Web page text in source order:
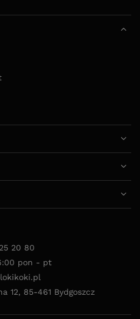
20 80
pon - pt
12, 85-461 Bydgoszcz